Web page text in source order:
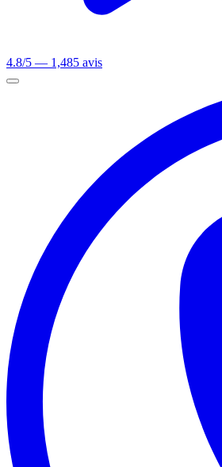
4.8/5 — 1,485 avis
Ouvrir le menu